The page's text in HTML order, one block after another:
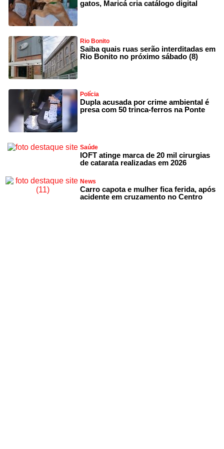
gatos, Maricá cria catálogo digital
Rio Bonito
Saiba quais ruas serão interditadas em
Rio Bonito no próximo sábado (8)
Polícia
Dupla acusada por crime ambiental é
presa com 50 trinca-ferros na Ponte
Saúde
IOFT atinge marca de 20 mil cirurgias
de catarata realizadas em 2026
News
Carro capota e mulher fica ferida, após
acidente em cruzamento no Centro